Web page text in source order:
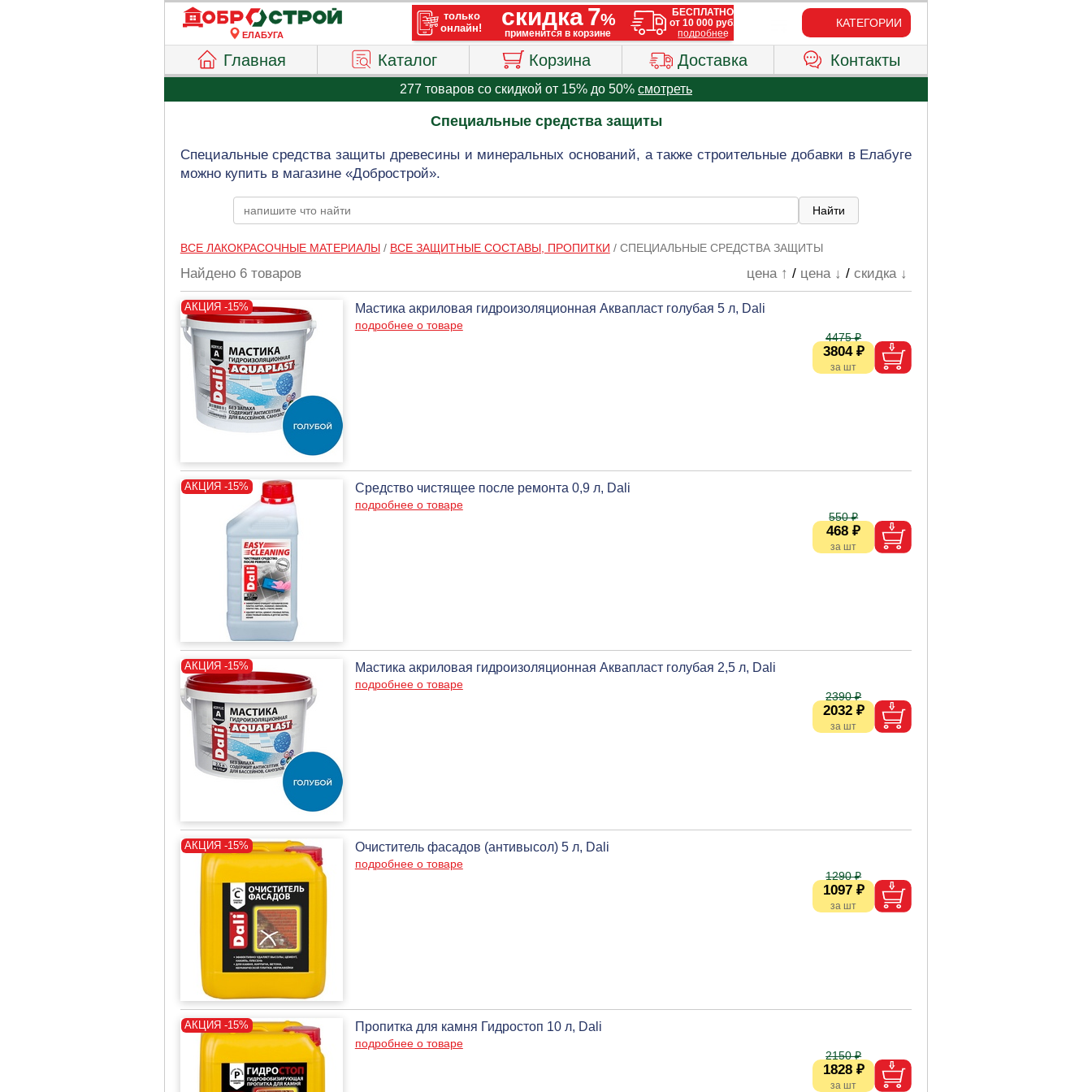
ЕЛАБУГА
КАТЕГОРИИ
Главная Каталог Корзина Доставка Контакты
277 товаров со скидкой от 15% до 50% смотреть
Специальные средства защиты
Специальные средства защиты древесины и минеральных оснований, а также строительные добавки в Елабуге
можно купить в магазине «Добрострой».
ВСЕ ЛАКОКРАСОЧНЫЕ МАТЕРИАЛЫ/ ВСЕ ЗАЩИТНЫЕ СОСТАВЫ, ПРОПИТКИ / СПЕЦИАЛЬНЫЕ СРЕДСТВА ЗАЩИТЫ
Найдено 6 товаров цена ↑ / цена ↓ /скидка ↓
Мастика акриловая гидроизоляционная Аквапласт голубая 5 л, Dali
подробнее о товаре
3804 ₽
4475 ₽
Средство чистящее после ремонта 0,9 л, Dali
подробнее о товаре
468 ₽
550 ₽
Мастика акриловая гидроизоляционная Аквапласт голубая 2,5 л, Dali
подробнее о товаре
2032 ₽
2390 ₽
Очиститель фасадов (антивысол) 5 л, Dali
подробнее о товаре
1097 ₽
1290 ₽
Пропитка для камня Гидростоп 10 л, Dali
подробнее о товаре
1828 ₽
2150 ₽